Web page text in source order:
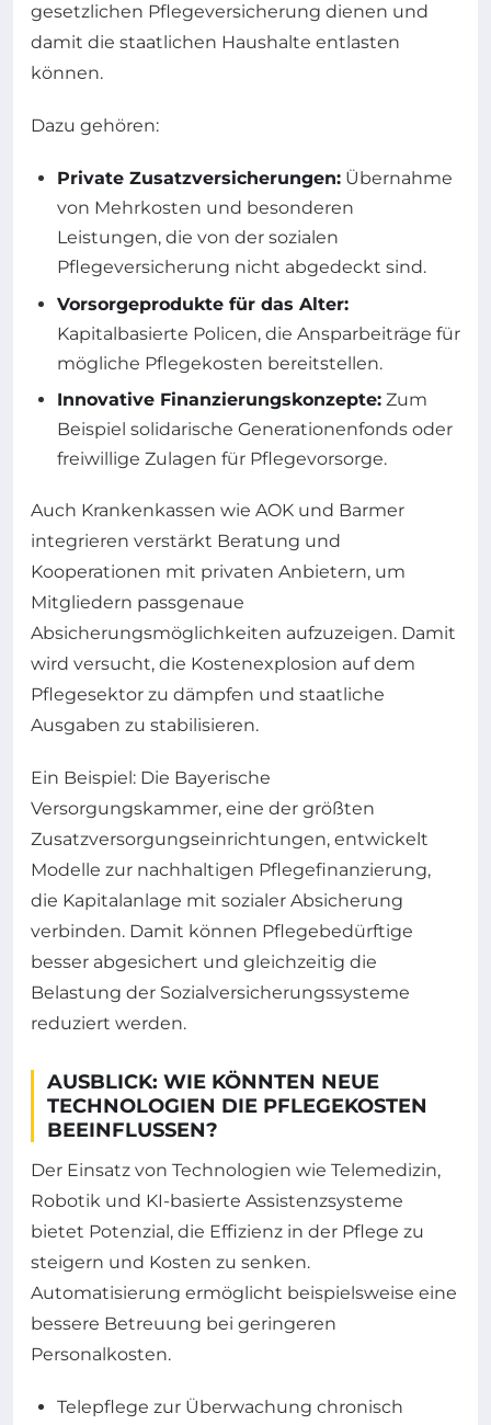
gesetzlichen Pflegeversicherung dienen und
damit die staatlichen Haushalte entlasten
können.
Dazu gehören:
Private Zusatzversicherungen: Übernahme
von Mehrkosten und besonderen
Leistungen, die von der sozialen
Pflegeversicherung nicht abgedeckt sind.
Vorsorgeprodukte für das Alter:
Kapitalbasierte Policen, die Ansparbeiträge für
mögliche Pflegekosten bereitstellen.
Innovative Finanzierungskonzepte: Zum
Beispiel solidarische Generationenfonds oder
freiwillige Zulagen für Pflegevorsorge.
Auch Krankenkassen wie AOK und Barmer
integrieren verstärkt Beratung und
Kooperationen mit privaten Anbietern, um
Mitgliedern passgenaue
Absicherungsmöglichkeiten aufzuzeigen. Damit
wird versucht, die Kostenexplosion auf dem
Pflegesektor zu dämpfen und staatliche
Ausgaben zu stabilisieren.
Ein Beispiel: Die Bayerische
Versorgungskammer, eine der größten
Zusatzversorgungseinrichtungen, entwickelt
Modelle zur nachhaltigen Pflegefinanzierung,
die Kapitalanlage mit sozialer Absicherung
verbinden. Damit können Pflegebedürftige
besser abgesichert und gleichzeitig die
Belastung der Sozialversicherungssysteme
reduziert werden.
AUSBLICK: WIE KÖNNTEN NEUE
TECHNOLOGIEN DIE PFLEGEKOSTEN
BEEINFLUSSEN?
Der Einsatz von Technologien wie Telemedizin,
Robotik und KI-basierte Assistenzsysteme
bietet Potenzial, die Effizienz in der Pflege zu
steigern und Kosten zu senken.
Automatisierung ermöglicht beispielsweise eine
bessere Betreuung bei geringeren
Personalkosten.
Telepflege zur Überwachung chronisch